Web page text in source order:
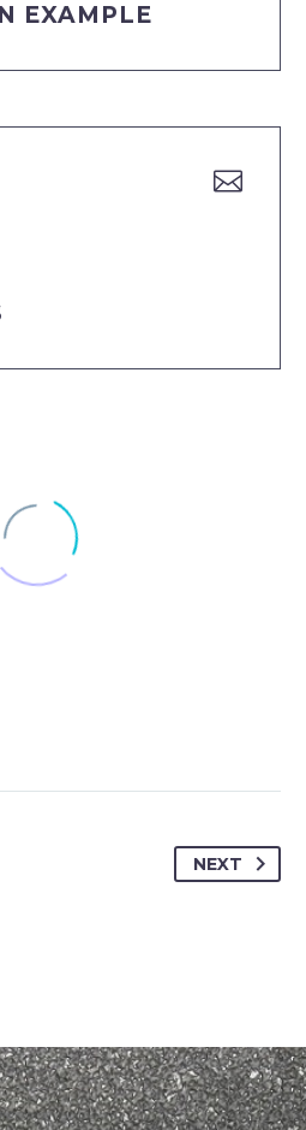
EXAMPLE


NEXT